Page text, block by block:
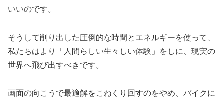
いいのです。
そうして削り出した圧倒的な時間とエネルギーを使って、
私たちはより「人間らしい生々しい体験」をしに、現実の
世界へ飛び出すべきです。
画面の向こうで最適解をこねくり回すのをやめ、バイクに